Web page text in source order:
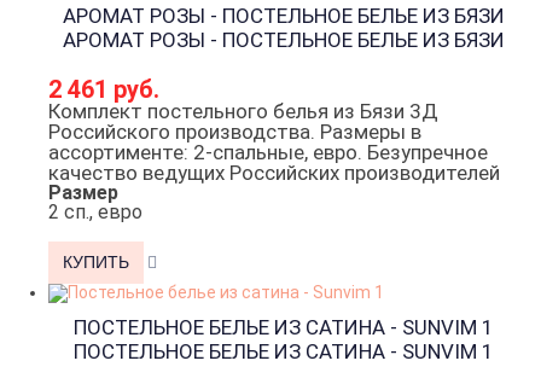
АРОМАТ РОЗЫ - ПОСТЕЛЬНОЕ БЕЛЬЕ ИЗ БЯЗИ
АРОМАТ РОЗЫ - ПОСТЕЛЬНОЕ БЕЛЬЕ ИЗ БЯЗИ
2 461 руб.
Комплект постельного белья из Бязи 3Д
Российского производства. Размеры в
ассортименте: 2-спальные, евро. Безупречное
качество ведущих Российских производителей
Размер
2 сп., евро
ПОСТЕЛЬНОЕ БЕЛЬЕ ИЗ САТИНА - SUNVIM 1
ПОСТЕЛЬНОЕ БЕЛЬЕ ИЗ САТИНА - SUNVIM 1